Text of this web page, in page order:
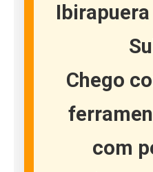
Chego
com